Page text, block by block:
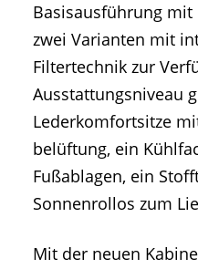
Basisausführung
zwei Varianten mit
Filtertechnik zur
Ausstattungsniveau
Lederkomfortsitze
belüftung, ein
Fußablagen, ein
Sonnenrollos zum
Mit der neuen